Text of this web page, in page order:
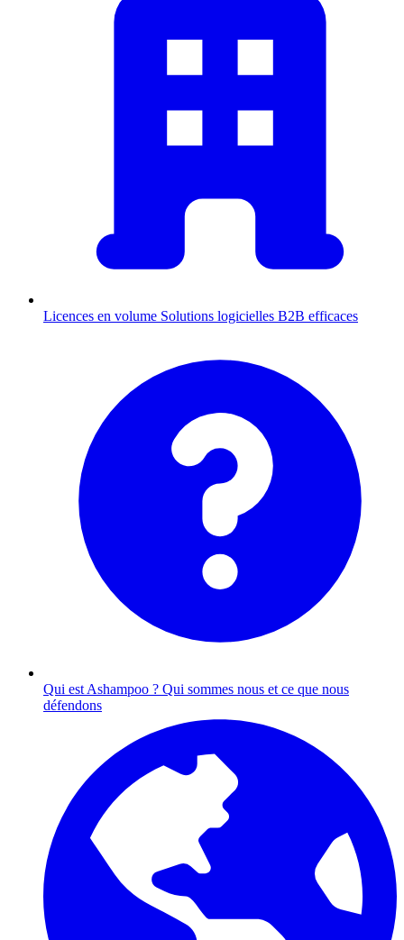
Licences en volume Solutions logicielles B2B efficaces
Qui est Ashampoo ? Qui sommes nous et ce que nous
défendons